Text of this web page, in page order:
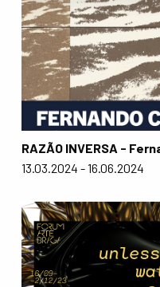
RAZÃO INVERSA -
13.03.2024 - 16.06.2024